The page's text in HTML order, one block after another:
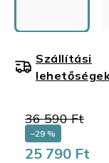
36 590 Ft
–29 %
25 790 Ft
Szállítási